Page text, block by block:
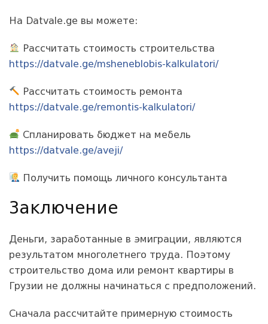
На Datvale.ge вы можете:
Рассчитать стоимость строительства
https://datvale.ge/msheneblobis-kalkulatori/
Рассчитать стоимость ремонта
https://datvale.ge/remontis-kalkulatori/
Спланировать бюджет на мебель
https://datvale.ge/aveji/
Получить помощь личного консультанта
Заключение
Деньги, заработанные в эмиграции, являются
результатом многолетнего труда. Поэтому
строительство дома или ремонт квартиры в
Грузии не должны начинаться с предположений.
Сначала рассчитайте примерную стоимость